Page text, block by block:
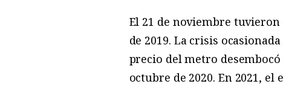
El 21 de noviembre
de 2019. La crisis
precio del metro
octubre de 2020. En 2021,